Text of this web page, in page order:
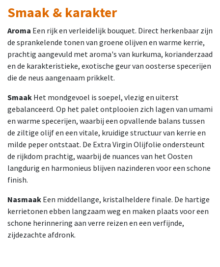
Smaak & karakter
Aroma Een rijk en verleidelijk bouquet. Direct herkenbaar zijn
de sprankelende tonen van groene olijven en warme kerrie,
prachtig aangevuld met aroma's van kurkuma, korianderzaad
en de karakteristieke, exotische geur van oosterse specerijen
die de neus aangenaam prikkelt.
Smaak Het mondgevoel is soepel, vlezig en uiterst
gebalanceerd. Op het palet ontplooien zich lagen van umami
en warme specerijen, waarbij een opvallende balans tussen
de ziltige olijf en een vitale, kruidige structuur van kerrie en
milde peper ontstaat. De Extra Virgin Olijfolie ondersteunt
de rijkdom prachtig, waarbij de nuances van het Oosten
langdurig en harmonieus blijven nazinderen voor een schone
finish.
Nasmaak Een middellange, kristalheldere finale. De hartige
kerrietonen ebben langzaam weg en maken plaats voor een
schone herinnering aan verre reizen en een verfijnde,
zijdezachte afdronk.